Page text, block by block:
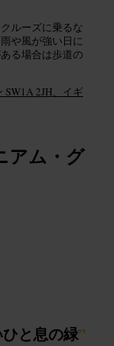
ルーズに乗るな
や風が強い日に
る場合は歩道の
2JH、イギ
アム・グ
と息の緑”